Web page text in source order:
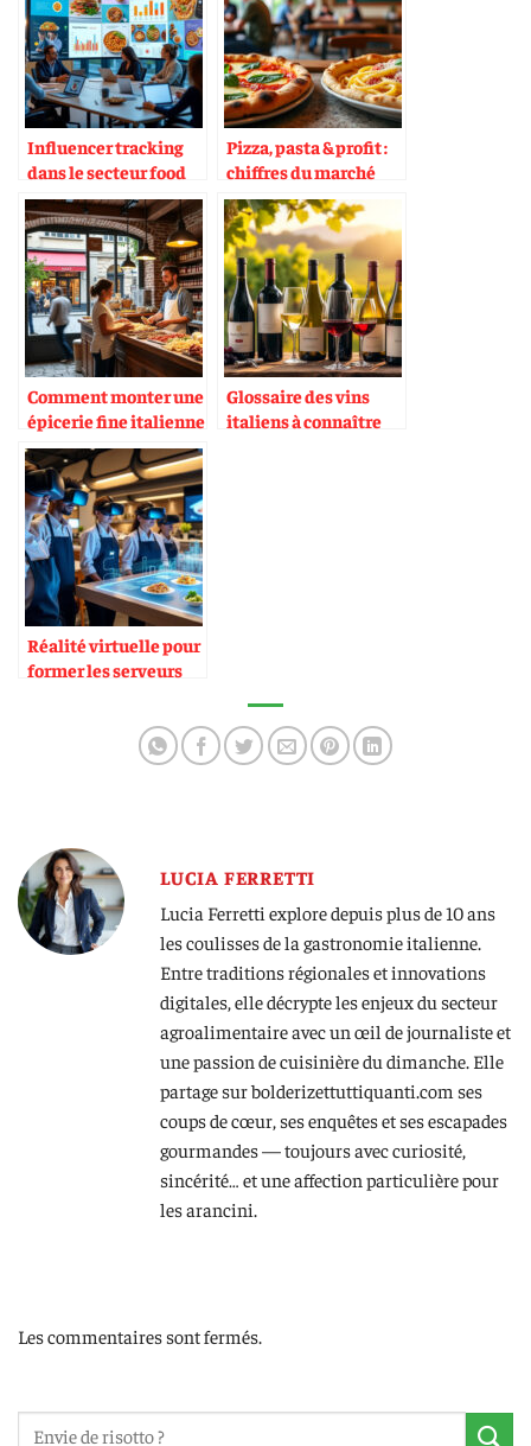
Influencer tracking
dans le secteur food
Pizza, pasta & profit :
chiffres du marché
européen
Comment monter une
épicerie fine italienne
rentable en France
Glossaire des vins
italiens à connaître
Réalité virtuelle pour
former les serveurs
LUCIA FERRETTI
Lucia Ferretti explore depuis plus de 10 ans
les coulisses de la gastronomie italienne.
Entre traditions régionales et innovations
digitales, elle décrypte les enjeux du secteur
agroalimentaire avec un œil de journaliste et
une passion de cuisinière du dimanche. Elle
partage sur bolderizettuttiquanti.com ses
coups de cœur, ses enquêtes et ses escapades
gourmandes — toujours avec curiosité,
sincérité… et une affection particulière pour
les arancini.
Les commentaires sont fermés.